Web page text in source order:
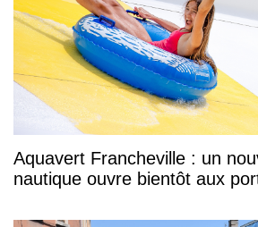
Aquavert Francheville : un
nautique ouvre bientôt aux